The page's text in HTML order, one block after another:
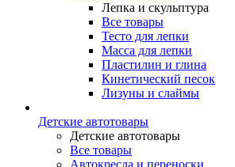
Лепка и скульптура
Все товары
Тесто для лепки
Масса для лепки
Пластилин и глина
Кинетический песок
Лизуны и слаймы
Детские автотовары
Детские автотовары
Все товары
Автокресла и переноски